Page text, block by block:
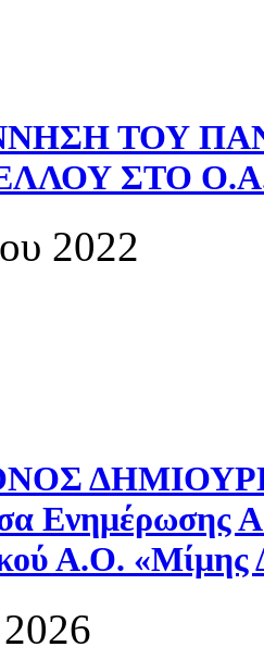
ΤΟΥ
ΣΤΟ
2022
Ενημέρωσης
Α.Ο. «Μίμης
2026